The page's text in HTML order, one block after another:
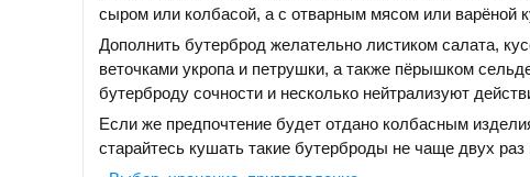
сыром или колбасой, а с отварным мясом или варёной
Дополнить бутерброд желательно листиком салата,
веточками укропа и петрушки, а также пёрышком
бутерброду сочности и несколько нейтрализуют
Если же предпочтение будет отдано колбасным
старайтесь кушать такие бутерброды не чаще двух